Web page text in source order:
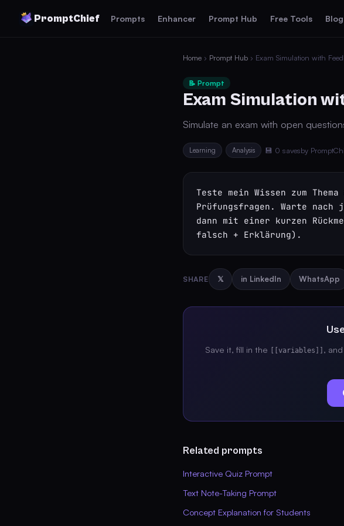
PromptChief Prompts Enhancer Prompt Hub Free Tools Blog
Home › Prompt Hub › Exam Simulation with
📝 Prompt
Exam Simulation
Simulate an exam with open
Learning Analysis 💾 0 savesby
Teste mein Wissen zum
Prüfungsfragen. Warte nach
dann mit einer kurzen
falsch + Erklärung).
SHARE 𝕏 in LinkedIn WhatsApp
Save it, fill in the [[variables]]
,
Related prompts
Interactive Quiz Prompt
Text Note-Taking Prompt
Concept Explanation for Students